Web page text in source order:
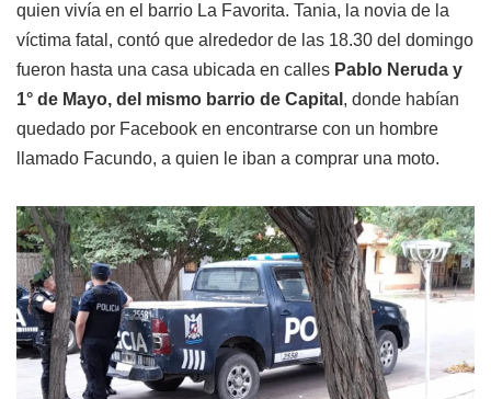
quien vivía en el barrio La Favorita. Tania, la novia de la
víctima fatal, contó que alrededor de las 18.30 del domingo
fueron hasta una casa ubicada en calles Pablo Neruda y
1° de Mayo, del mismo barrio de Capital , donde habían
quedado por Facebook en encontrarse con un hombre
llamado Facundo, a quien le iban a comprar una moto.